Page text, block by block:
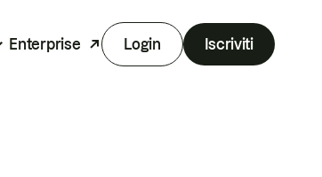
Enterprise Login Iscriviti